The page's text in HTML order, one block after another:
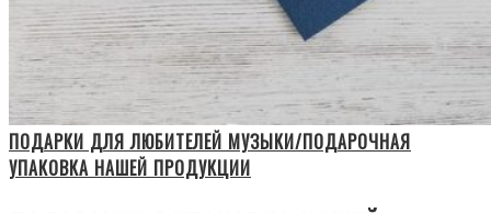
ПОДАРКИ ДЛЯ ЛЮБИТЕЛЕЙ МУЗЫКИ/ПОДАРОЧНАЯ
УПАКОВКА НАШЕЙ ПРОДУКЦИИ